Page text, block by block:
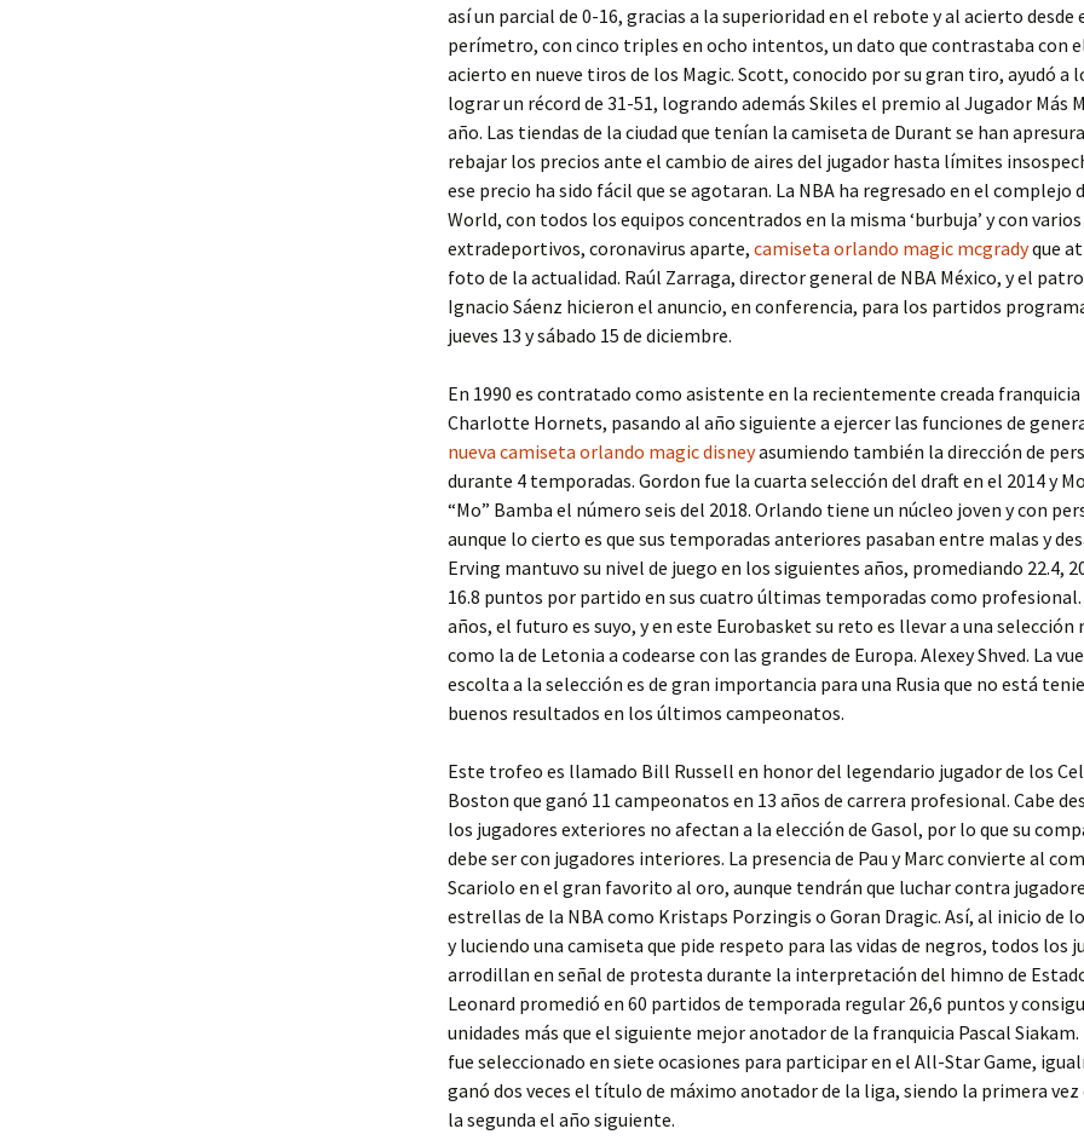
así un parcial de 0-16, gracias a la superioridad en el rebote y al acierto desde
perímetro, con cinco triples en ocho intentos, un dato que contrastaba con
acierto en nueve tiros de los Magic. Scott, conocido por su gran tiro, ayudó a
lograr un récord de 31-51, logrando además Skiles el premio al Jugador Más
año. Las tiendas de la ciudad que tenían la camiseta de Durant se han
rebajar los precios ante el cambio de aires del jugador hasta límites
ese precio ha sido fácil que se agotaran. La NBA ha regresado en el complejo
World, con todos los equipos concentrados en la misma ‘burbuja’ y con
extradeportivos, coronavirus aparte, camiseta orlando magic mcgradyque
foto de la actualidad. Raúl Zarraga, director general de NBA México, y el
Ignacio Sáenz hicieron el anuncio, en conferencia, para los partidos
jueves 13 y sábado 15 de diciembre.
En 1990 es contratado como asistente en la recientemente creada franquicia
Charlotte Hornets, pasando al año siguiente a ejercer las funciones de
nueva camiseta orlando magic disneyasumiendo también la dirección de
durante 4 temporadas. Gordon fue la cuarta selección del draft en el 2014 y
“Mo” Bamba el número seis del 2018. Orlando tiene un núcleo joven y con
aunque lo cierto es que sus temporadas anteriores pasaban entre malas y
Erving mantuvo su nivel de juego en los siguientes años, promediando 22.4,
16.8 puntos por partido en sus cuatro últimas temporadas como profesional.
años, el futuro es suyo, y en este Eurobasket su reto es llevar a una selección
como la de Letonia a codearse con las grandes de Europa. Alexey Shved. La
escolta a la selección es de gran importancia para una Rusia que no está
buenos resultados en los últimos campeonatos.
Este trofeo es llamado Bill Russell en honor del legendario jugador de los
Boston que ganó 11 campeonatos en 13 años de carrera profesional. Cabe
los jugadores exteriores no afectan a la elección de Gasol, por lo que su
debe ser con jugadores interiores. La presencia de Pau y Marc convierte al
Scariolo en el gran favorito al oro, aunque tendrán que luchar contra
estrellas de la NBA como Kristaps Porzingis o Goran Dragic. Así, al inicio de
y luciendo una camiseta que pide respeto para las vidas de negros, todos los
arrodillan en señal de protesta durante la interpretación del himno de
Leonard promedió en 60 partidos de temporada regular 26,6 puntos y
unidades más que el siguiente mejor anotador de la franquicia Pascal Siakam.
fue seleccionado en siete ocasiones para participar en el All-Star Game,
ganó dos veces el título de máximo anotador de la liga, siendo la primera vez
la segunda el año siguiente.